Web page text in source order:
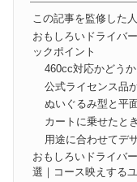
この記事を監修した人
おもしろいドライバ
ックポイント
460cc対応かどう
公式ライセンス品
ぬいぐるみ型と平
カートに乗せたと
用途に合わせてデ
おもしろいドライバ
選｜コース映えする